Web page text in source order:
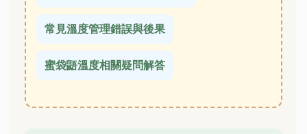
常見溫度管理錯誤與後果
蜜袋鼯溫度相關疑問解答